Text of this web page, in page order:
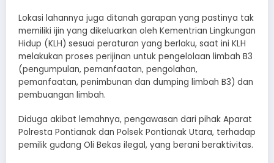
Lokasi lahannya juga ditanah garapan yang pastinya tak
memiliki ijin yang dikeluarkan oleh Kementrian Lingkungan
Hidup (KLH) sesuai peraturan yang berlaku, saat ini KLH
melakukan proses perijinan untuk pengelolaan limbah B3
(pengumpulan, pemanfaatan, pengolahan,
pemanfaatan, penimbunan dan dumping limbah B3) dan
pembuangan limbah.
Diduga akibat lemahnya, pengawasan dari pihak Aparat
Polresta Pontianak dan Polsek Pontianak Utara, terhadap
pemilik gudang Oli Bekas ilegal, yang berani beraktivitas.